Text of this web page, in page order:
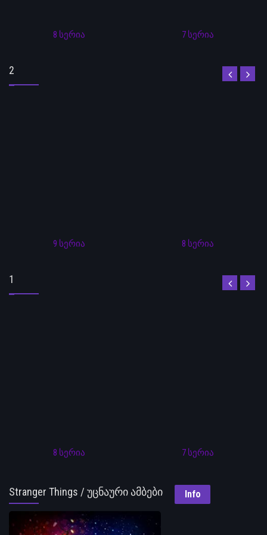
8 სერია 7 სერია
2
9 სერია 8 სერია
1
8 სერია 7 სერია
Stranger Things / უცნაური ამბები Info